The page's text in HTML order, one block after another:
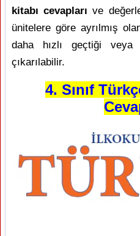
kitabı cevapları ve
ünitelere göre ayrılmış
daha hızlı geçtiği veya
çıkarılabilir.
4. Sınıf